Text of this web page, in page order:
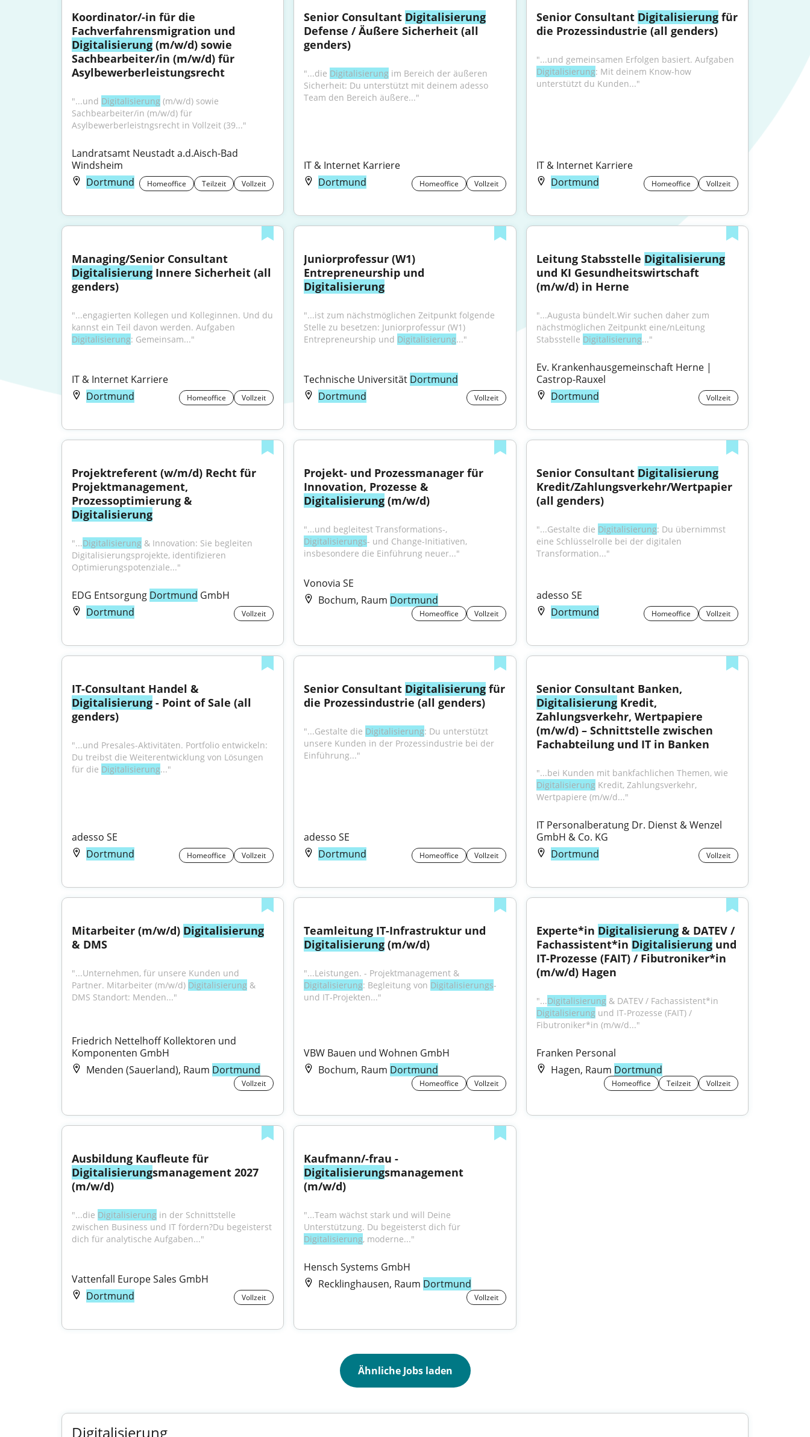
Koordinator/-in für die
Digitalisierung (m/w/d) sowie
Sachbearbeiter/in (m/w/d) für
Asylbewerberleistungsrecht
"...und Digitalisierung (m/w/d) sowie
Sachbearbeiter/in (m/w/d) für
Asylbewerberleistngsrecht in Vollzeit (39..."
Landratsamt Neustadt a.d.Aisch-Bad
Windsheim
Dortmund
Homeoffice Teilzeit Vollzeit
Senior Consultant Digitalisierung
Defense / Äußere Sicherheit (all
genders)
"...die Digitalisierung im Bereich der äußeren
Sicherheit: Du unterstützt mit deinem adesso
Team den Bereich äußere..."
IT & Internet Karriere
Dortmund
Homeoffice Vollzeit
Senior Consultant Digitalisierung für
die Prozessindustrie (all genders)
Digitalisierung: Mit deinem Know-how
unterstützt du Kunden..."
IT & Internet Karriere
Dortmund
Homeoffice Vollzeit
Digitalisierung Innere Sicherheit (all
genders)
"...engagierten Kollegen und Kolleginnen. Und du
Digitalisierung: Gemeinsam..."
IT & Internet Karriere
Dortmund
Homeoffice Vollzeit
Juniorprofessur (W1)
Digitalisierung
"...ist zum nächstmöglichen Zeitpunkt folgende
Stelle zu besetzen: Juniorprofessur (W1)
Entrepreneurship und Digitalisierung..."
Technische Universität Dortmund
Dortmund
Vollzeit
Leitung Stabsstelle Digitalisierung
und KI Gesundheitswirtschaft
(m/w/d) in Herne
"...Augusta bündelt.Wir suchen daher zum
nächstmöglichen Zeitpunkt eine/nLeitung
Stabsstelle Digitalisierung..."
Ev. Krankenhausgemeinschaft Herne |
Castrop-Rauxel
Dortmund
Vollzeit
Projektreferent (w/m/d) Recht für
Projektmanagement,
Digitalisierung
"...Digitalisierung & Innovation: Sie begleiten
Digitalisierungsprojekte, identifizieren
Optimierungspotenziale..."
EDG Entsorgung Dortmund GmbH
Dortmund
Vollzeit
Projekt- und Prozessmanager für
Digitalisierung (m/w/d)
Digitalisierungs- und Change-Initiativen,
insbesondere die Einführung neuer..."
Vonovia SE
Bochum, Raum Dortmund
Homeoffice Vollzeit
Senior Consultant Digitalisierung
Kredit/Zahlungsverkehr/Wertpapier
(all genders)
"...Gestalte die Digitalisierung: Du übernimmst
eine Schlüsselrolle bei der digitalen
Transformation..."
adesso SE
Dortmund
Homeoffice Vollzeit
Digitalisierung - Point of Sale (all
genders)
"...und Presales-Aktivitäten. Portfolio entwickeln:
Du treibst die Weiterentwicklung von Lösungen
für die Digitalisierung..."
adesso SE
Dortmund
Homeoffice Vollzeit
Senior Consultant Digitalisierung für
die Prozessindustrie (all genders)
"...Gestalte die Digitalisierung: Du unterstützt
unsere Kunden in der Prozessindustrie bei der
Einführung..."
adesso SE
Dortmund
Homeoffice Vollzeit
Digitalisierung Kredit,
Zahlungsverkehr, Wertpapiere
(m/w/d) – Schnittstelle zwischen
Fachabteilung und IT in Banken
Digitalisierung Kredit, Zahlungsverkehr,
Wertpapiere (m/w/d..."
IT Personalberatung Dr. Dienst & Wenzel
GmbH & Co. KG
Dortmund
Vollzeit
Mitarbeiter (m/w/d) Digitalisierung
& DMS
"...Unternehmen, für unsere Kunden und
Partner. Mitarbeiter (m/w/d) Digitalisierung &
DMS Standort: Menden..."
Friedrich Nettelhoff Kollektoren und
Komponenten GmbH
Menden (Sauerland), Raum Dortmund
Vollzeit
Digitalisierung (m/w/d)
Digitalisierung: Begleitung von Digitalisierungs-
und IT-Projekten..."
VBW Bauen und Wohnen GmbH
Bochum, Raum Dortmund
Homeoffice Vollzeit
Experte*in Digitalisierung & DATEV /
Fachassistent*in Digitalisierung und
IT-Prozesse (FAIT) / Fibutroniker*in
(m/w/d) Hagen
"...Digitalisierung
Digitalisierung und IT-Prozesse (FAIT) /
Fibutroniker*in (m/w/d..."
Franken Personal
Hagen, Raum Dortmund
Homeoffice Teilzeit Vollzeit
Digitalisierungsmanagement 2027
(m/w/d)
"...die Digitalisierung in der Schnittstelle
zwischen Business und IT fördern?Du begeisterst
dich für analytische Aufgaben..."
Vattenfall Europe Sales GmbH
Dortmund
Vollzeit
Digitalisierungsmanagement
(m/w/d)
"...Team wächst stark und will Deine
Digitalisierung, moderne..."
Hensch Systems GmbH
Recklinghausen, Raum Dortmund
Vollzeit
Ähnliche Jobs laden
Digitalisierung